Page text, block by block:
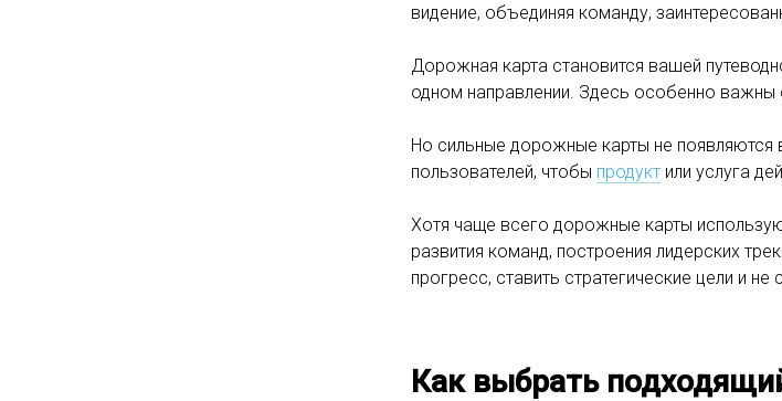
видение, объединяя команду,
Дорожная карта становится вашей
одном направлении. Здесь особенно важны
Но сильные дорожные карты не появляются
пользователей, чтобы продукт или услуга
Хотя чаще всего дорожные карты
развития команд, построения лидерских
прогресс, ставить стратегические цели и
Как выбрать